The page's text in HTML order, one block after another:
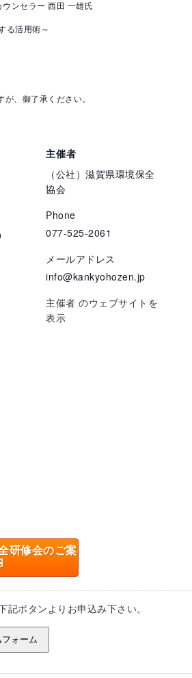
セラー 西田 一雄氏
用術～
、御了承ください。
主催者
（公社）滋賀県環境保全
協会
Phone
077-525-2061
メールアドレス
info@kankyohozen.jp
主催者 のウェブサイトを
表示
研修会のご案
記ボタンよりお申込み下さい。
ォーム